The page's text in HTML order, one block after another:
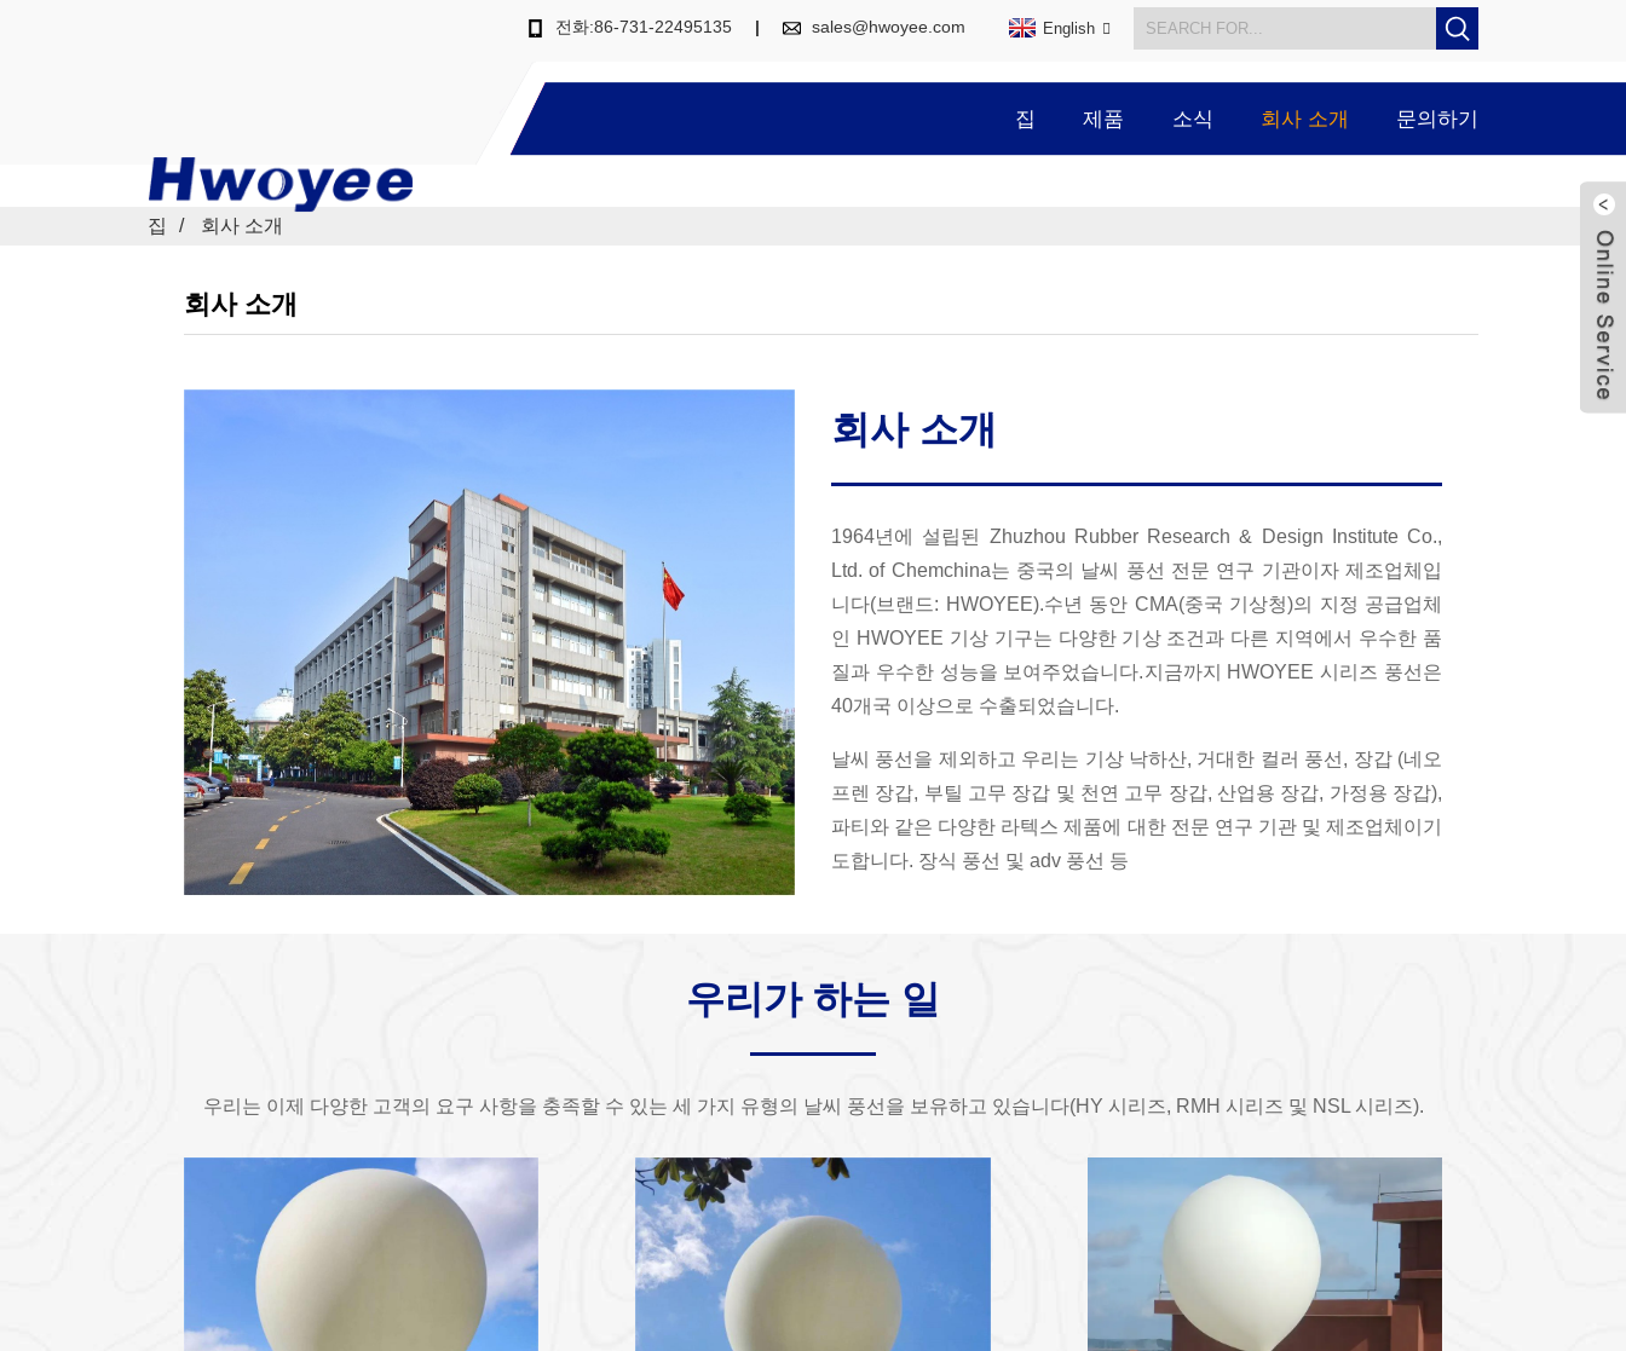
전화:86-731-22495135 sales@hwoyee.com English
집 제품 소식 회사 소개 문의하기
집 회사 소개
회사 소개
회사 소개
1964년에 설립된 Zhuzhou Rubber Research & Design Institute Co.,
Ltd. of Chemchina는 중국의 날씨 풍선 전문 연구 기관이자 제조업체입
니다(브랜드: HWOYEE).수년 동안 CMA(중국 기상청)의 지정 공급업체
인 HWOYEE 기상 기구는 다양한 기상 조건과 다른 지역에서 우수한 품
질과 우수한 성능을 보여주었습니다.지금까지 HWOYEE 시리즈 풍선은
40개국 이상으로 수출되었습니다.
날씨 풍선을 제외하고 우리는 기상 낙하산, 거대한 컬러 풍선, 장갑 (네오
프렌 장갑, 부틸 고무 장갑 및 천연 고무 장갑, 산업용 장갑, 가정용 장갑),
파티와 같은 다양한 라텍스 제품에 대한 전문 연구 기관 및 제조업체이기
도합니다. 장식 풍선 및 adv 풍선 등
우리가 하는 일
우리는 이제 다양한 고객의 요구 사항을 충족할 수 있는 세 가지 유형의 날씨 풍선을 보유하고 있습니다(HY 시리즈, RMH 시리즈 및 NSL 시리즈).